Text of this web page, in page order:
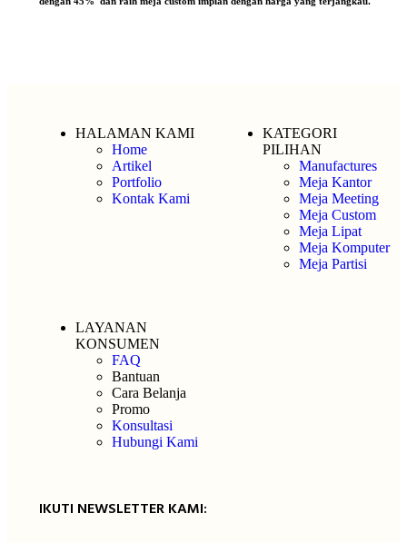
HALAMAN KAMI
Home
Artikel
Portfolio
Kontak Kami
KATEGORI
PILIHAN
Manufactures
Meja Kantor
Meja Meeting
Meja Custom
Meja Lipat
Meja Komputer
Meja Partisi
LAYANAN
KONSUMEN
FAQ
Bantuan
Cara Belanja
Promo
Konsultasi
Hubungi Kami
IKUTI NEWSLETTER KAMI: